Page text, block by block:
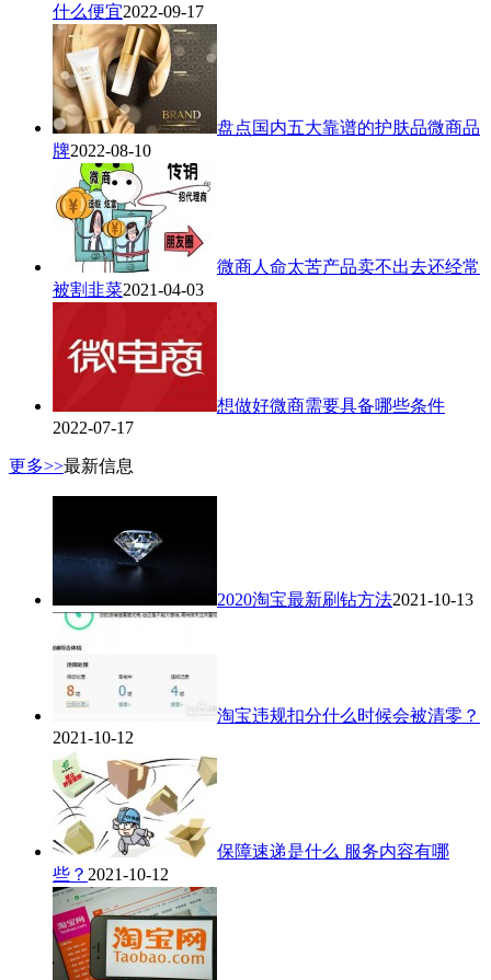
什么便宜2022-09-17
盘点国内五大靠谱的护肤品微商品
牌2022-08-10
微商人命太苦产品卖不出去还经常
被割韭菜2021-04-03
想做好微商需要具备哪些条件
2022-07-17
更多>>最新信息
2020淘宝最新刷钻方法2021-10-13
淘宝违规扣分什么时候会被清零？
2021-10-12
保障速递是什么 服务内容有哪
些？ 2021-10-12